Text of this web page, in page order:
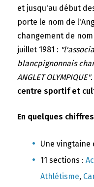
et jusqu'au début
porte le nom de
changement de
juillet 1981 :
blancpignonnais
ANGLET OLYMPIQUE"
centre sportif et
En quelques
Une vingtaine
11 sections :
Athlétisme,